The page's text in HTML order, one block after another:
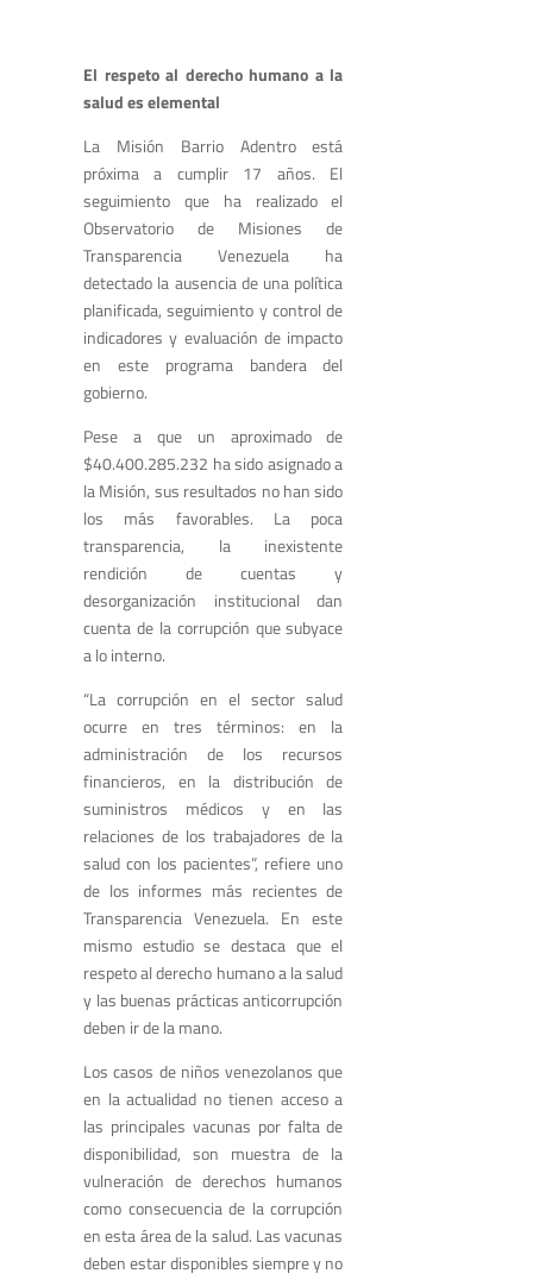
El respeto al derecho humano a la
salud es elemental
La Misión Barrio Adentro está
próxima a cumplir 17 años. El
seguimiento que ha realizado el
Observatorio de Misiones de
Transparencia Venezuela ha
detectado la ausencia de una política
planificada, seguimiento y control de
indicadores y evaluación de impacto
en este programa bandera del
gobierno.
Pese a que un aproximado de
$40.400.285.232 ha sido asignado a
la Misión, sus resultados no han sido
los más favorables. La poca
transparencia, la inexistente
rendición de cuentas y
desorganización institucional dan
cuenta de la corrupción que subyace
a lo interno.
“La corrupción en el sector salud
ocurre en tres términos: en la
administración de los recursos
financieros, en la distribución de
suministros médicos y en las
relaciones de los trabajadores de la
salud con los pacientes”, refiere uno
de los informes más recientes de
Transparencia Venezuela. En este
mismo estudio se destaca que el
respeto al derecho humano a la salud
y las buenas prácticas anticorrupción
deben ir de la mano.
Los casos de niños venezolanos que
en la actualidad no tienen acceso a
las principales vacunas por falta de
disponibilidad, son muestra de la
vulneración de derechos humanos
como consecuencia de la corrupción
en esta área de la salud. Las vacunas
deben estar disponibles siempre y no